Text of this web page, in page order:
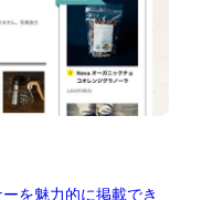
を魅力的に掲載でき